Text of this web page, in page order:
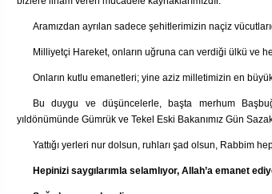
Aramızdan ayrılan sadece şehitlerimizin naçiz
Milliyetçi Hareket, onların uğruna can verdiği ülkü ve
Onların kutlu emanetleri; yine aziz milletimizin en
Bu duygu ve düşüncelerle, başta merhum
yıldönümünde Gümrük ve Tekel Eski Bakanımız Gün
Yattığı yerleri nur dolsun, ruhları şad olsun, Rabbim
Hepinizi saygılarımla selamlıyor, Allah’a emanet